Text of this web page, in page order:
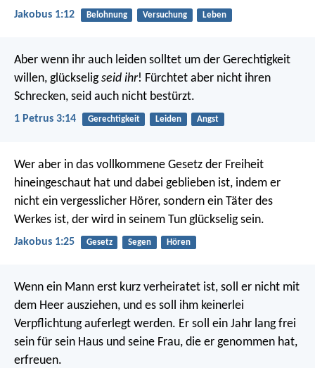
Jakobus 1:12 Belohnung Versuchung Leben
Aber wenn ihr auch leiden solltet um der Gerechtigkeit
willen, glückseligseid ihr! Fürchtet aber nicht ihren
Schrecken, seid auch nicht bestürzt.
1 Petrus 3:14 Gerechtigkeit Leiden Angst
Wer aber in das vollkommene Gesetz der Freiheit
hineingeschaut hat und dabei geblieben ist, indem er
nicht ein vergesslicher Hörer, sondern ein Täter des
Werkes ist, der wird in seinem Tun glückselig sein.
Jakobus 1:25 Gesetz Segen Hören
Wenn ein Mann erst kurz verheiratet ist, soll er nicht mit
dem Heer ausziehen, und es soll ihm keinerlei
Verpflichtung auferlegt werden. Er soll ein Jahr lang frei
sein für sein Haus und seine Frau, die er genommen hat,
erfreuen.